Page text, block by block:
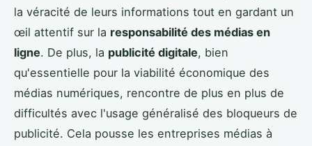
la véracité de leurs informations tout en gardant un
œil attentif sur la responsabilité des médias en
ligne. De plus, la publicité digitale, bien
qu'essentielle pour la viabilité économique des
médias numériques, rencontre de plus en plus de
difficultés avec l'usage généralisé des bloqueurs de
publicité. Cela pousse les entreprises médias à